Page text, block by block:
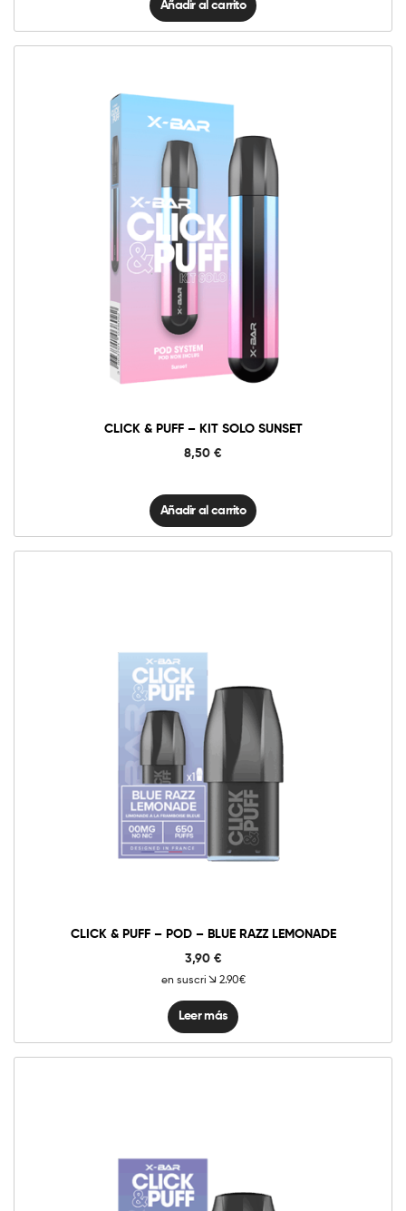
Añadir al carrito
CLICK & PUFF – KIT SOLO SUNSET
8,50 €
Click
Sunset
cantidad
Añadir al carrito
CLICK & PUFF – POD – BLUE RAZZ LEMONADE
3,90 €
en suscri 2.90€
Leer más